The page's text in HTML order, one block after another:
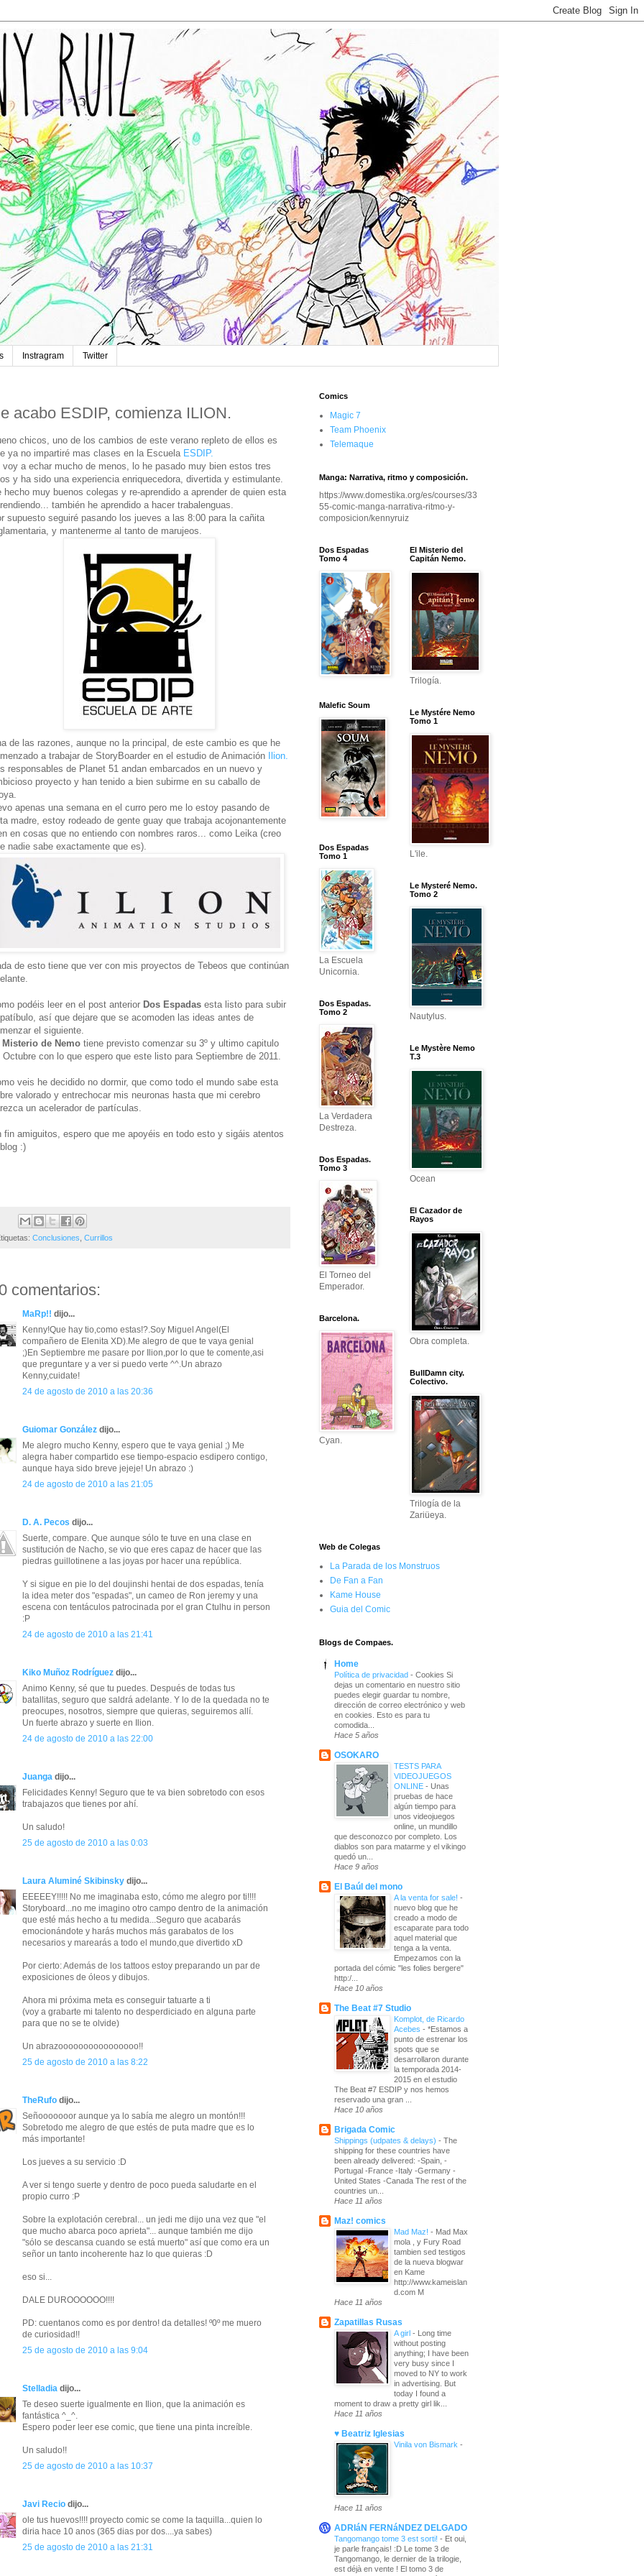
Instragram Twitter
acabo ESDIP, comienza ILION.
chicos, uno de los cambios de este verano repleto de ellos es
ya no impartiré mas clases en la Escuela ESDIP.
voy a echar mucho de menos, lo he pasado muy bien estos tres
y ha sido una experiencia enriquecedora, divertida y estimulante.
hecho muy buenos colegas y re-aprendido a aprender de quien esta
también he aprendido a hacer trabalenguas.
supuesto seguiré pasando los jueves a las 8:00 para la cañita
y mantenerme al tanto de marujeos.
de las razones, aunque no la principal, de este cambio es que he
a trabajar de StoryBoarder en el estudio de Animación
Ilion.
responsables de Planet 51 andan embarcados en un nuevo y
proyecto y han tenido a bien subirme en su caballo de
apenas una semana en el curro pero me lo estoy pasando de
madre, estoy rodeado de gente guay que trabaja acojonantemente
en cosas que no entiendo con nombres raros... como Leika (creo
nadie sabe exactamente que es).
de esto tiene que ver con mis proyectos de Tebeos que continúan
podéis leer en el post anterior Dos Espadas esta listo para subir
así que dejare que se acomoden las ideas antes de
el siguiente.
de Nemo tiene previsto comenzar su 3º y ultimo capitulo
Octubre con lo que espero que este listo para Septiembre de 2011.
veis he decidido no dormir, que como todo el mundo sabe esta
valorado y entrechocar mis neuronas hasta que mi cerebro
un acelerador de partículas.
fin amiguitos, espero que me apoyéis en todo esto y sigáis atentos
:)
Conclusiones, Currillos
comentarios:
MaRp!! dijo...
Kenny!Que hay tio,como estas!?.Soy Miguel Angel(El
compañero de Elenita XD).Me alegro de que te vaya genial
;)En Septiembre me pasare por Ilion,por lo que te comente,asi
que preguntare y a ver si puedo verte ^^.Un abrazo
Kenny,cuidate!
24 de agosto de 2010 a las 20:36
Guiomar González dijo...
Me alegro mucho Kenny, espero que te vaya genial ;) Me
alegra haber compartido ese tiempo-espacio esdipero contigo,
aunque haya sido breve jejeje! Un abrazo :)
24 de agosto de 2010 a las 21:05
D. A. Pecos dijo...
Suerte, compare. Que aunque sólo te tuve en una clase en
sustitución de Nacho, se vio que eres capaz de hacer que las
piedras guillotinene a las joyas por hacer una república.
Y si sigue en pie lo del doujinshi hentai de dos espadas, tenía
la idea meter dos "espadas", un cameo de Ron jeremy y una
escena con tentáculos patrocinada por el gran Ctulhu in person
:P
24 de agosto de 2010 a las 21:41
Kiko Muñoz Rodríguez dijo...
Animo Kenny, sé que tu puedes. Después de todas tus
batallitas, seguro que saldrá adelante. Y lo de la quedada no te
preocupes, nosotros, siempre que quieras, seguiremos allí.
Un fuerte abrazo y suerte en Ilion.
24 de agosto de 2010 a las 22:00
Juanga dijo...
Felicidades Kenny! Seguro que te va bien sobretodo con esos
trabajazos que tienes por ahí.
Un saludo!
25 de agosto de 2010 a las 0:03
Laura Aluminé Skibinsky dijo...
EEEEEY!!!!! No me imaginaba esto, cómo me alegro por ti!!!!
Storyboard...no me imagino otro campo dentro de la animación
que esté más hecho a tu medida...Seguro que acabarás
emocionándote y harás muchos más garabatos de los
necesarios y marearás a todo el mundo,que divertido xD
Por cierto: Además de los tattoos estoy preparando un par de
exposiciones de óleos y dibujos.
Ahora mi próxima meta es conseguir tatuarte a ti
(voy a grabarte mi talento no desperdiciado en alguna parte
para que no se te olvide)
Un abrazoooooooooooooooo!!
25 de agosto de 2010 a las 8:22
TheRufo dijo...
Señooooooor aunque ya lo sabía me alegro un montón!!!
Sobretodo me alegro de que estés de puta madre que es lo
más importante!
Los jueves a su servicio :D
A ver si tengo suerte y dentro de poco pueda saludarte en el
propio curro :P
Sobre la explotación cerebral... un jedi me dijo una vez que "el
que mucho abarca poco aprieta"... aunque también me dijo
"sólo se descansa cuando se está muerto" así que como era un
señor un tanto incoherente haz lo que quieras :D
eso si...
DALE DUROOOOOO!!!!
PD: cuentanos como es por dentro! da detalles! º0º me muero
de curiosidad!!
25 de agosto de 2010 a las 9:04
Stelladia dijo...
Te deseo suerte igualmente en Ilion, que la animación es
fantástica ^_^.
Espero poder leer ese comic, que tiene una pinta increíble.
Un saludo!!
25 de agosto de 2010 a las 10:37
Javi Recio dijo...
ole tus huevos!!!! proyecto comic se come la taquilla...quien lo
diria hace 10 anos (365 dias por dos....ya sabes)
25 de agosto de 2010 a las 21:31
Comics
Magic 7
Team Phoenix
Telemaque
Manga: Narrativa, ritmo y composición.
https://www.domestika.org/es/courses/33
55-comic-manga-narrativa-ritmo-y-
composicion/kennyruiz
Dos Espadas
Tomo 4
Malefic Soum
Dos Espadas
Tomo 1
La Escuela
Unicornia.
Dos Espadas.
Tomo 2
La Verdadera
Destreza.
Dos Espadas.
Tomo 3
El Torneo del
Emperador.
Barcelona.
Cyan.
El Misterio del
Capitán Nemo.
Trilogía.
Le Mystére Nemo
Tomo 1
L'ile.
Le Mysteré Nemo.
Tomo 2
Nautylus.
Le Mystère Nemo
T.3
Ocean
El Cazador de
Rayos
Obra completa.
BullDamn city.
Colectivo.
Trilogía de la
Zariüeya.
Web de Colegas
La Parada de los Monstruos
De Fan a Fan
Kame House
Guia del Comic
Blogs de Compaes.
Home
Política de privacidad - Cookies Si
dejas un comentario en nuestro sitio
puedes elegir guardar tu nombre,
dirección de correo electrónico y web
en cookies. Esto es para tu
comodida...
Hace 5 años
OSOKARO
TESTS PARA
VIDEOJUEGOS
ONLINE - Unas
pruebas de hace
algún tiempo para
unos videojuegos
online, un mundillo
que desconozco por completo. Los
diablos son para matarme y el vikingo
quedó un...
Hace 9 años
El Baúl del mono
A la venta for sale! -
nuevo blog que he
creado a modo de
escaparate para todo
aquel material que
tenga a la venta.
Empezamos con la
portada del cómic "les folies bergere"
http:/...
Hace 10 años
The Beat #7 Studio
Komplot, de Ricardo
Acebes - *Estamos a
punto de estrenar los
spots que se
desarrollaron durante
la temporada 2014-
2015 en el estudio
The Beat #7 ESDIP y nos hemos
reservado una gran ...
Hace 10 años
Brigada Comic
Shippings (udpates & delays) - The
shipping for these countries have
been already delivered: -Spain, -
Portugal -France -Italy -Germany -
United States -Canada The rest of the
countries un...
Hace 11 años
Maz! comics
Mad Maz! - Mad Max
mola , y Fury Road
tambien sed testigos
de la nueva blogwar
en Kame
http://www.kameislan
d.com M
Hace 11 años
Zapatillas Rusas
A girl -
Long time
without posting
anything; I have been
very busy since I
moved to NY to work
in advertising. But
today I found a
moment to draw a pretty girl lik...
Hace 11 años
♥ Beatriz Iglesias
Vinila von Bismark -
Hace 11 años
ADRIáN FERNáNDEZ DELGADO
Tangomango tome 3 est sorti! - Et oui,
je parle français! :D Le tome 3 de
Tangomango, le dernier de la trilogie,
est déjà en vente ! El tomo 3 de